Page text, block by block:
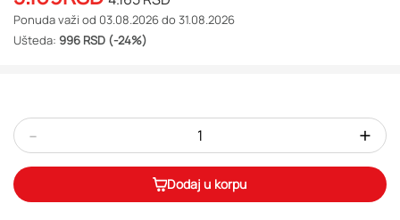
Ponuda važi od 03.08.2026 do 31.08.2026
Ušteda: 996 RSD (-24%)
- +
Dodaj u korpu